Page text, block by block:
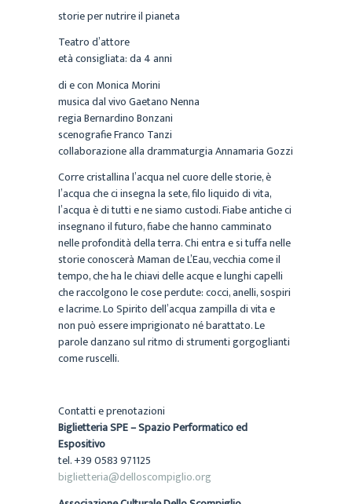
storie per nutrire il pianeta
Teatro d’attore
età consigliata: da 4 anni
di e con Monica Morini
musica dal vivo Gaetano Nenna
regia Bernardino Bonzani
scenografie Franco Tanzi
collaborazione alla drammaturgia Annamaria Gozzi
Corre cristallina l’acqua nel cuore delle storie, è
l’acqua che ci insegna la sete, filo liquido di vita,
l’acqua è di tutti e ne siamo custodi. Fiabe antiche ci
insegnano il futuro, fiabe che hanno camminato
nelle profondità della terra. Chi entra e si tuffa nelle
storie conoscerà Maman de L’Eau, vecchia come il
tempo, che ha le chiavi delle acque e lunghi capelli
che raccolgono le cose perdute: cocci, anelli, sospiri
e lacrime. Lo Spirito dell’acqua zampilla di vita e
non può essere imprigionato né barattato. Le
parole danzano sul ritmo di strumenti gorgoglianti
come ruscelli.
Contatti e prenotazioni
Biglietteria SPE – Spazio Performatico ed
Espositivo
tel. +39 0583 971125
biglietteria@delloscompiglio.org